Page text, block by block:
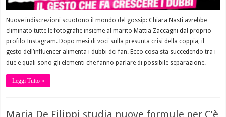
Nuove indiscrezioni scuotono il mondo del gossip: Chiara Nasti avrebbe
eliminato tutte le fotografie insieme al marito Mattia Zaccagni dal proprio
profilo Instagram. Dopo mesi di voci sulla presunta crisi della coppia, il
gesto dell’influencer alimenta i dubbi dei fan. Ecco cosa sta succedendo tra i
due e quali sono gli elementi che fanno parlare di possibile separazione.
Leggi Tutto »
Maria De Filippi studia nuove formule per C’è